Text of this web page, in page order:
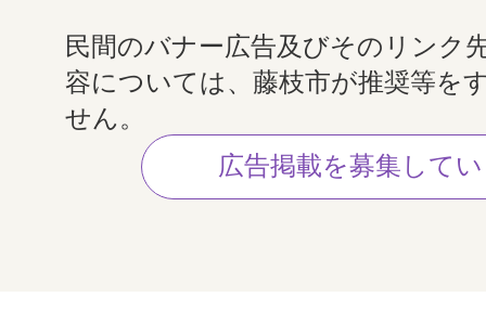
民間のバナー広告及びそのリンク
容については、藤枝市が推奨等を
せん。
広告掲載を募集して